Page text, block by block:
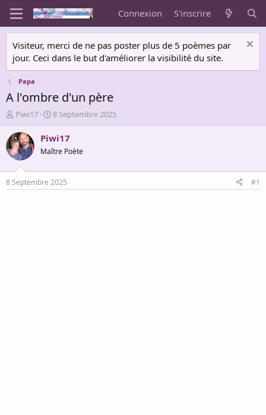
Connexion S'inscrire
Visiteur, merci de ne pas poster plus de 5 poèmes par
jour. Ceci dans le but d'améliorer la visibilité du site.
Papa
A l'ombre d'un père
A
u
t
e
u
r
d
e
Piwi17
D
a
t
e
d
d
é
8 Septembre 2025
Piwi17
Maître Poète
8 Septembre 2025 #1